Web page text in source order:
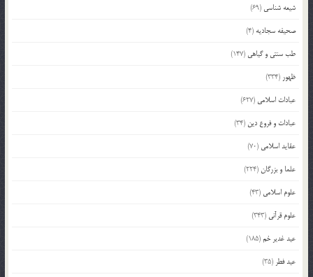
شیعه شناسی (69)
صحیفه سجادیه (4)
طب سنتی و گیاهی (147)
ظهور (334)
عبادات اسلامی (627)
عبادات و فروع دین (34)
عقاید اسلامی (70)
علما و بزرگان(224)
علوم اسلامی (43)
علوم قرآنی (343)
عید غدیر خم(185)
عید فطر (35)